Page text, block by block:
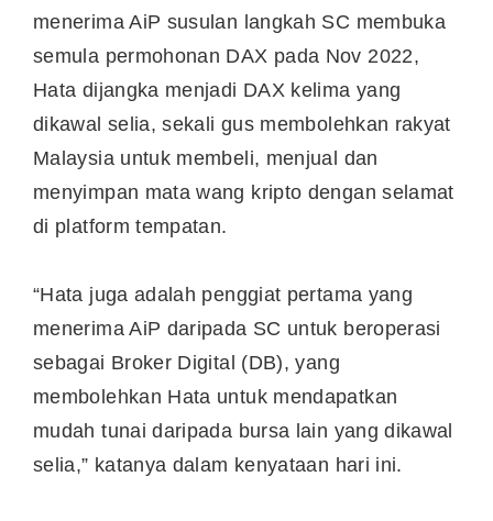
menerima AiP susulan langkah SC membuka
semula permohonan DAX pada Nov 2022,
Hata dijangka menjadi DAX kelima yang
dikawal selia, sekali gus membolehkan rakyat
Malaysia untuk membeli, menjual dan
menyimpan mata wang kripto dengan selamat
di platform tempatan.
“Hata juga adalah penggiat pertama yang
menerima AiP daripada SC untuk beroperasi
sebagai Broker Digital (DB), yang
membolehkan Hata untuk mendapatkan
mudah tunai daripada bursa lain yang dikawal
selia,” katanya dalam kenyataan hari ini.